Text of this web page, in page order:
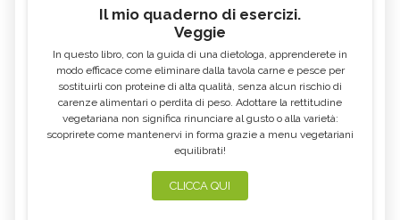
Il mio quaderno di esercizi.
Veggie
In questo libro, con la guida di una dietologa, apprenderete in
modo efficace come eliminare dalla tavola carne e pesce per
sostituirli con proteine di alta qualità, senza alcun rischio di
carenze alimentari o perdita di peso. Adottare la rettitudine
vegetariana non significa rinunciare al gusto o alla varietà:
scoprirete come mantenervi in forma grazie a menu vegetariani
equilibrati!
CLICCA QUI